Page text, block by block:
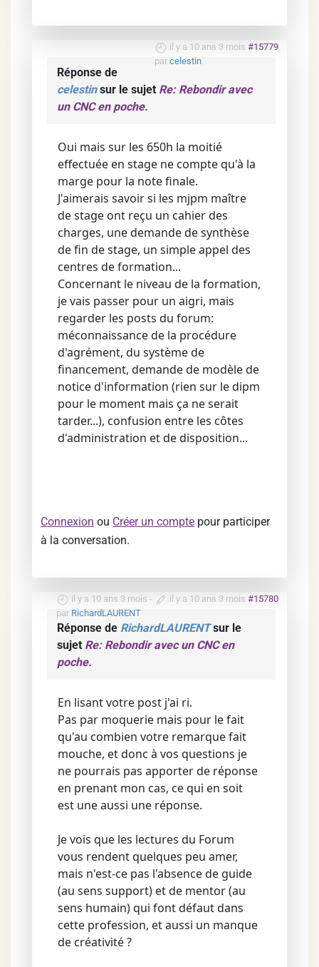
il y a 10 ans 3 mois #15779
par celestin
Réponse de
celestinsur le sujet Re: Rebondir avec
un CNC en poche.
Oui mais sur les 650h la moitié
effectuée en stage ne compte qu'à la
marge pour la note finale.
J'aimerais savoir si les mjpm maître
de stage ont reçu un cahier des
charges, une demande de synthèse
de fin de stage, un simple appel des
centres de formation...
Concernant le niveau de la formation,
je vais passer pour un aigri, mais
regarder les posts du forum:
méconnaissance de la procédure
d'agrément, du système de
financement, demande de modèle de
notice d'information (rien sur le dipm
pour le moment mais ça ne serait
tarder...), confusion entre les côtes
d'administration et de disposition...
Connexion ou Créer un compte pour participer
à la conversation.
il y a 10 ans 3 mois - il y a 10 ans 3 mois #15780
par RichardLAURENT
Réponse de RichardLAURENTsur le
sujet Re: Rebondir avec un CNC en
poche.
En lisant votre post j'ai ri.
Pas par moquerie mais pour le fait
qu'au combien votre remarque fait
mouche, et donc à vos questions je
ne pourrais pas apporter de réponse
en prenant mon cas, ce qui en soit
est une aussi une réponse.
Je vois que les lectures du Forum
vous rendent quelques peu amer,
mais n'est-ce pas l'absence de guide
(au sens support) et de mentor (au
sens humain) qui font défaut dans
cette profession, et aussi un manque
de créativité ?